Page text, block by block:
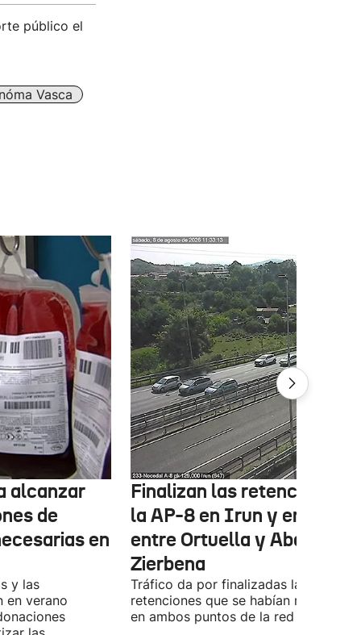
público el
Vasca
alcanzar
de
en
y las
en verano
Finalizan las retenciones
la AP-8 en Irun y en la A-8
entre Ortuella y Abanto-
Zierbena
Tráfico da por finalizadas las
retenciones que se habían registrado
en ambos puntos de la red viaria